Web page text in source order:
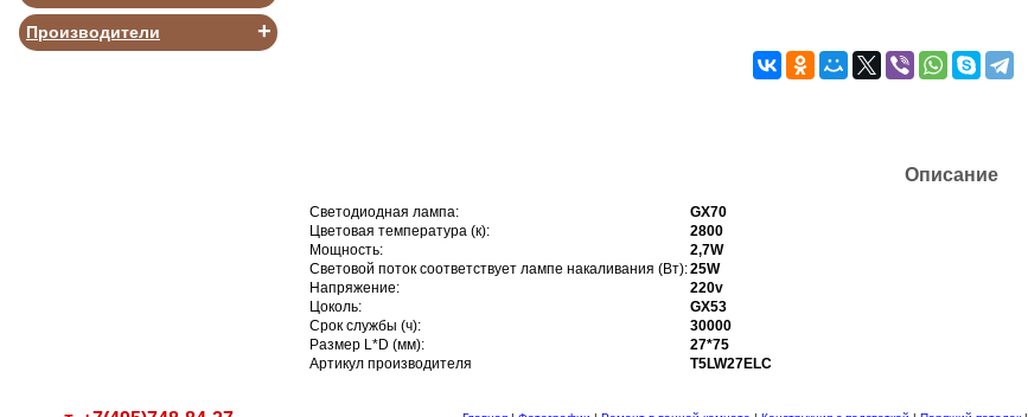
Производители +
Описание
Светодиодная лампа:
GX70
Цветовая температура (к):
2800
Мощность:
2,7W
Световой поток соответствует лампе накаливания (Вт):25W
Напряжение:
220v
Цоколь:
GX53
Срок службы (ч):
30000
Размер L*D (мм):
27*75
Артикул производителя
T5LW27ELC